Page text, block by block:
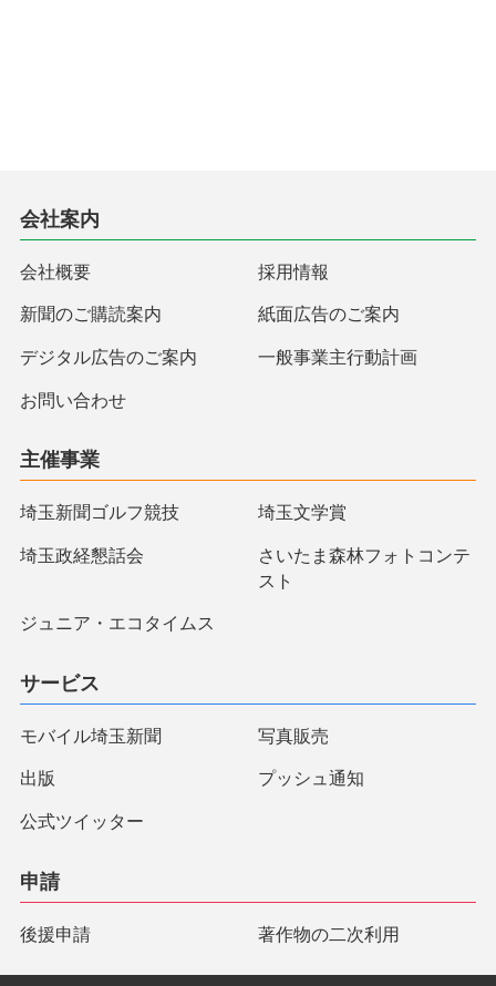
会社案内
会社概要 採用情報
新聞のご購読案内 紙面広告のご案内
デジタル広告のご案内 一般事業主行動計画
お問い合わせ
主催事業
埼玉新聞ゴルフ競技 埼玉文学賞
埼玉政経懇話会
さいたま森林フォトコンテ
スト
ジュニア・エコタイムス
サービス
モバイル埼玉新聞 写真販売
出版 プッシュ通知
公式ツイッター
申請
後援申請 著作物の二次利用